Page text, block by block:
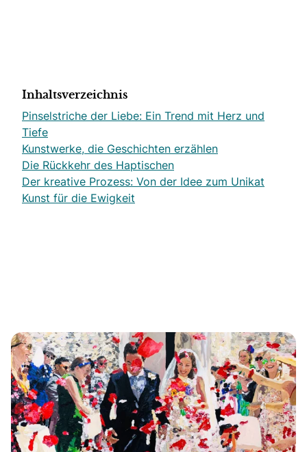
Inhaltsverzeichnis
Pinselstriche der Liebe: Ein Trend mit Herz und
Tiefe
Kunstwerke, die Geschichten erzählen
Die Rückkehr des Haptischen
Der kreative Prozess: Von der Idee zum Unikat
Kunst für die Ewigkeit